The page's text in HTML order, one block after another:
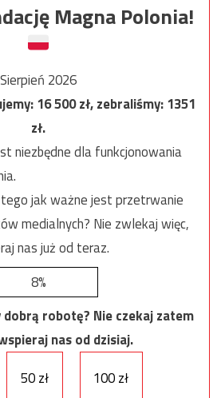
Magna Polonia!
Sierpień 2026
16 500zł, zebraliśmy:1351
zł.
niezbędne dla funkcjonowania
jak ważne jest przetrwanie
medialnych? Nie zwlekaj więc,
nas już od teraz.
8%
dobrą robotę? Nie czekaj zatem
nas od dzisiaj.
50 zł 100 zł